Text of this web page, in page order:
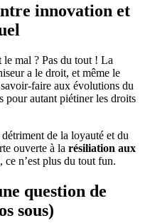
innovation et
le mal ? Pas du tout ! La
a le droit, et même le
faire aux évolutions du
pour autant piétiner les droits
de la loyauté et du
ouverte à la résiliation aux
ce n’est plus du tout fun.
question de
sous)